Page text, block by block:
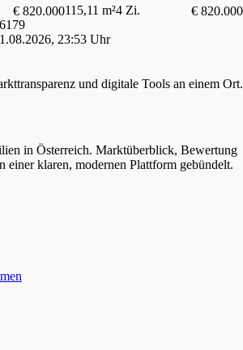
€ 820.000115,11 m²4 Zi.
€ 820.000
23:53 Uhr
und digitale Tools an einem Ort.
in Österreich. Marktüberblick, Bewertung
einer klaren, modernen Plattform gebündelt.